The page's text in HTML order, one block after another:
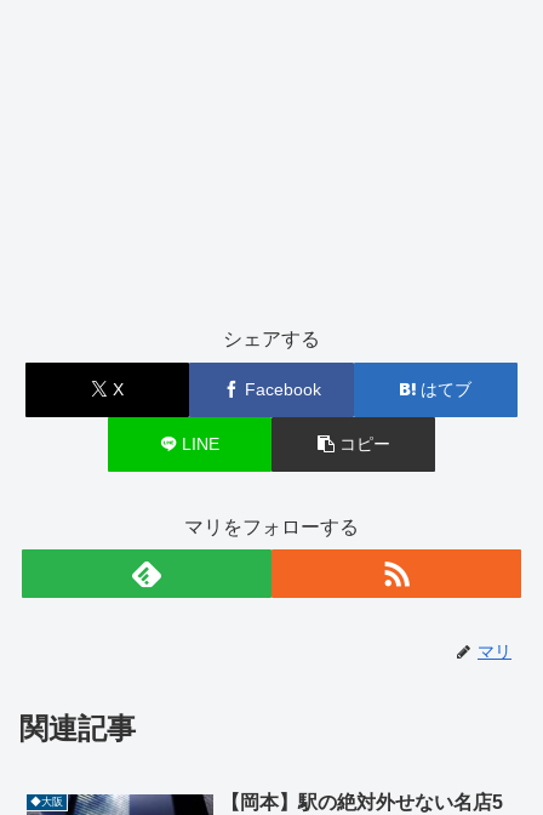
シェアする
X Facebook はてブ
LINE コピー
マリをフォローする
マリ
関連記事
◆大阪
【岡本】駅の絶対外せない名店5